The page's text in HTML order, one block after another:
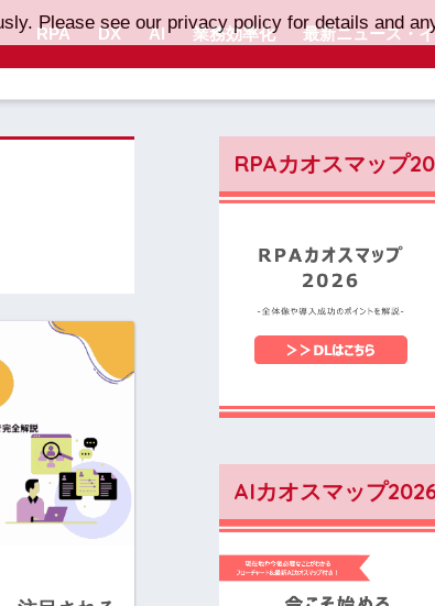
RPA DX AI 業務効率化 最新ニュース・
RPAカオスマップ
AIカオスマップ
Please see our privacy policy for details and